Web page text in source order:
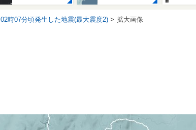
02時07分頃発生した地震(最大震度2) 拡大画像